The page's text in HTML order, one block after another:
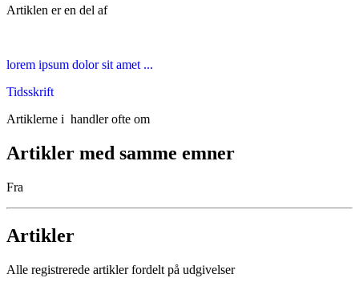
Artiklen er en del af
lorem ipsum dolor sit amet ...
Tidsskrift
Artiklerne i handler ofte om
Artikler med samme emner
Fra
Artikler
Alle registrerede artikler fordelt på udgivelser